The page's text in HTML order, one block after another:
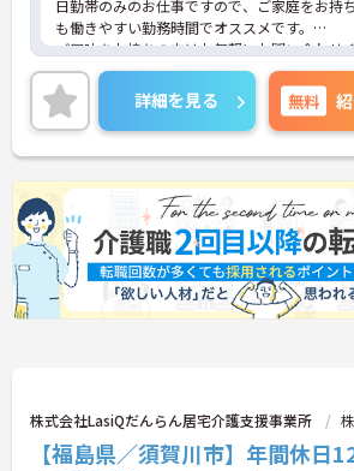
日勤帯のみのお仕事ですので、ご家庭をお持
も働きやすい勤務時間でオススメです。
ご興味をお持ちの方はお気軽にお問い合わせ
い。
詳細を見る 無料
株式会社LasiQだんらん居宅介護支援事業所
【福島県／須賀川市】年間休日